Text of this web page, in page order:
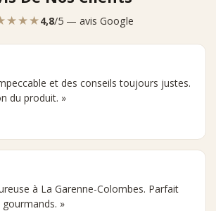
4,8/5 — avis Google
et des conseils toujours justes.
du produit. »
à La Garenne-Colombes. Parfait
»